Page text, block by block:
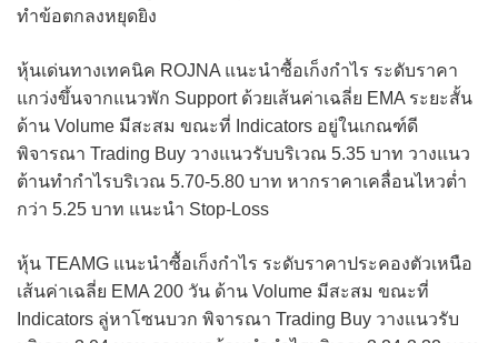
ทำข้อตกลงหยุดยิง
หุ้นเด่นทางเทคนิค ROJNA แนะนำซื้อเก็งกำไร ระดับราคา
แกว่งขึ้นจากแนวพัก Support ด้วยเส้นค่าเฉลี่ย EMA ระยะสั้น
ด้าน Volume มีสะสม ขณะที่ Indicators อยู่ในเกณฑ์ดี
พิจารณา Trading Buy วางแนวรับบริเวณ 5.35 บาท วางแนว
ต้านทำกำไรบริเวณ 5.70-5.80 บาท หากราคาเคลื่อนไหวต่ำ
กว่า 5.25 บาท แนะนำ Stop-Loss
หุ้น TEAMG แนะนำซื้อเก็งกำไร ระดับราคาประคองตัวเหนือ
เส้นค่าเฉลี่ย EMA 200 วัน ด้าน Volume มีสะสม ขณะที่
Indicators ลู่หาโซนบวก พิจารณา Trading Buy วางแนวรับ